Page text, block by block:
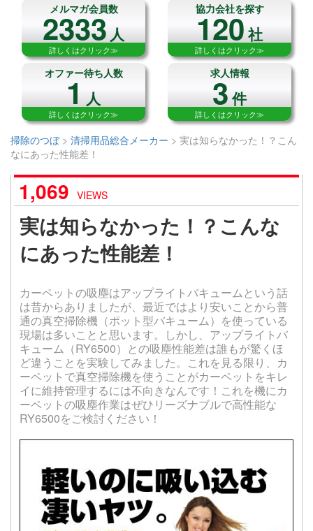
メルマガ会員数
2333人
詳しくはクリック≫
協力会社を探す
120社
詳しくはクリック≫
オファー待ち人数
1人
詳しくはクリック≫
求人情報
3件
詳しくはクリック≫
掃除のつぼ> 清掃用品総合メーカー > 実は知らなかった！？こん
なにあった性能差！
1,069 VIEWS
実は知らなかった！？こんな
にあった性能差！
カーペットの吸塵はアップライトバキュームという話
は昔からありましたが、最近ではより安いことから普
通の真空掃除機（ポット型バキューム）を使っている
現場は多いことと思います。しかし、アップライトバ
キューム（RY6500）との吸塵性能差は誰もが驚くほ
ど違うことを実験してみました。これを見る限り、カ
ーペットで真空掃除機を使うことがカーペットをキレ
イに維持管理するには不向きなんです！これを機にカ
ーペットの吸塵作業はぜひリーズナブルで高性能な
RY6500をご検討ください！